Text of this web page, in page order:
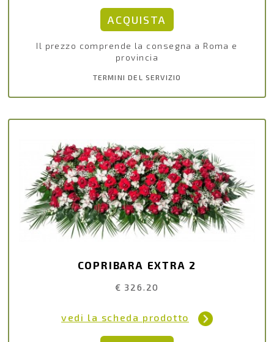
Il prezzo comprende la consegna a Roma e
provincia
TERMINI DEL SERVIZIO
COPRIBARA EXTRA 2
€ 326.20
vedi la scheda prodotto